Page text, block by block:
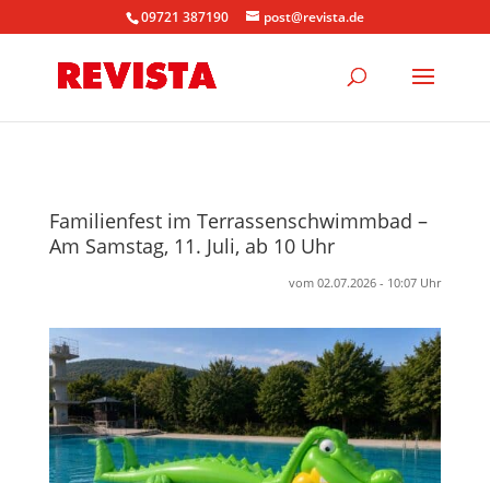
09721 387190 post@revista.de
Familienfest im Terrassenschwimmbad –
Am Samstag, 11. Juli, ab 10 Uhr
vom 02.07.2026 - 10:07 Uhr